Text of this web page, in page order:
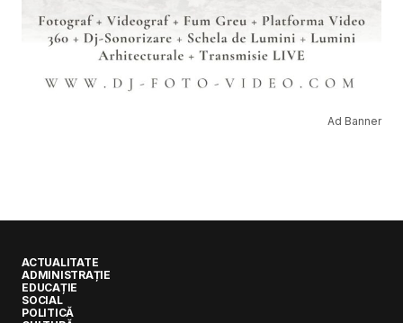
Ad Banner
ACTUALITATE
ADMINISTRAȚIE
EDUCAȚIE
SOCIAL
POLITICĂ